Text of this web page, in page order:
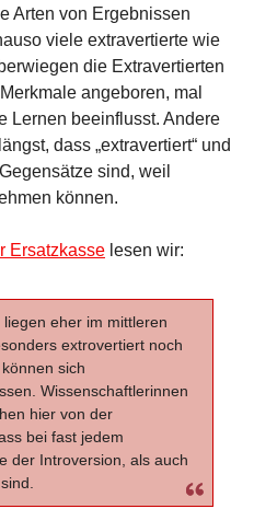
Arten von Ergebnissen
viele extravertierte wie
die Extravertierten
angeboren, mal
Lernen beeinflusst. Andere
dass „extravertiert“ und
sind, weil
können.
Ersatzkasse lesen wir:
eher im mittleren
extrovertiert noch
sich
Wissenschaftlerinnen
hier von der
bei fast jedem
der Introversion, als auch